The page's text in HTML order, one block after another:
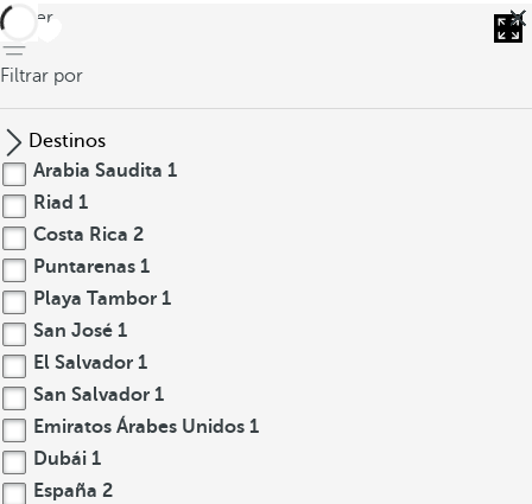
volver
Filtrar por
Destinos
Arabia Saudita 1
Riad 1
Costa Rica 2
Puntarenas 1
Playa Tambor 1
San José 1
El Salvador 1
San Salvador 1
Emiratos Árabes Unidos 1
Dubái 1
España 2